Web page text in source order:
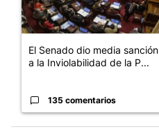
El Senado dio media sanción
a la Inviolabilidad de la P...
135 comentarios